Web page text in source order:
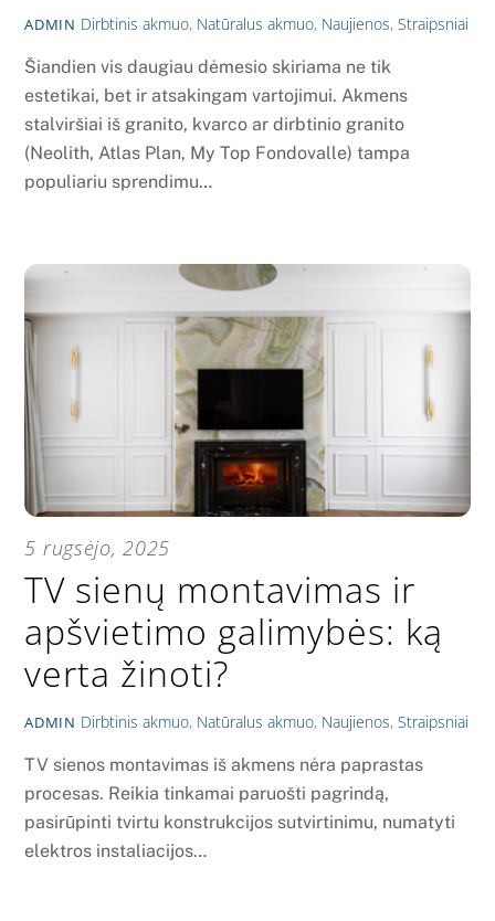
ADMIN Dirbtinis akmuo, Natūralus akmuo, Naujienos, Straipsniai
Šiandien vis daugiau dėmesio skiriama ne tik
estetikai, bet ir atsakingam vartojimui. Akmens
stalviršiai iš granito, kvarco ar dirbtinio granito
(Neolith, Atlas Plan, My Top Fondovalle) tampa
populiariu sprendimu…
5 rugsėjo, 2025
TV sienų montavimas ir
apšvietimo galimybės: ką
verta žinoti?
ADMIN Dirbtinis akmuo, Natūralus akmuo, Naujienos, Straipsniai
TV sienos montavimas iš akmens nėra paprastas
procesas. Reikia tinkamai paruošti pagrindą,
pasirūpinti tvirtu konstrukcijos sutvirtinimu, numatyti
elektros instaliacijos…